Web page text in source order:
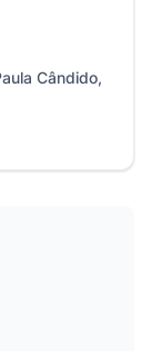
Cândido,